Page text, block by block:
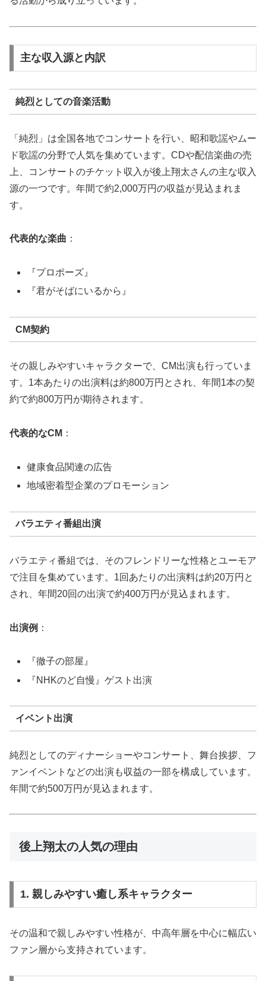
主な収入源と内訳
純烈としての音楽活動
「純烈」は全国各地でコンサートを行い、昭和歌謡やムー
ド歌謡の分野で人気を集めています。CDや配信楽曲の売
上、コンサートのチケット収入が後上翔太さんの主な収入
源の一つです。年間で約2,000万円の収益が見込まれま
す。
代表的な楽曲 ：
『プロポーズ』
『君がそばにいるから』
CM契約
その親しみやすいキャラクターで、CM出演も行っていま
す。1本あたりの出演料は約800万円とされ、年間1本の契
約で約800万円が期待されます。
代表的なCM ：
健康食品関連の広告
地域密着型企業のプロモーション
バラエティ番組出演
バラエティ番組では、そのフレンドリーな性格とユーモア
で注目を集めています。1回あたりの出演料は約20万円と
され、年間20回の出演で約400万円が見込まれます。
出演例 ：
『徹子の部屋』
『NHKのど自慢』ゲスト出演
イベント出演
純烈としてのディナーショーやコンサート、舞台挨拶、フ
ァンイベントなどの出演も収益の一部を構成しています。
年間で約500万円が見込まれます。
後上翔太の人気の理由
1. 親しみやすい癒し系キャラクター
その温和で親しみやすい性格が、中高年層を中心に幅広い
ファン層から支持されています。